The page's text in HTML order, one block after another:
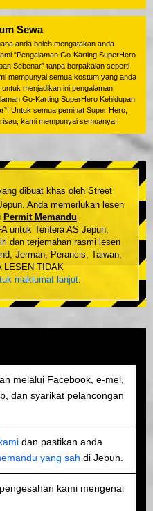
Sewa
anda boleh mengatakan anda
“Pengalaman Go-Karting SuperHero
Sebenar” tanpa berpakaian seperti
mempunyai semua kostum yang anda
menjadikan ini pengalaman
Go-Karting SuperHero Kehidupan
Untuk semua peminat Super Hero,
kami mempunyai semuanya!
dibuat khas oleh Street
Anda memerlukan lesen
Permit Memandu
untuk Tentera AS Jepun,
dan terjemahan rasmi lesen
Jerman, Perancis, Taiwan,
LESEN TIDAK
maklumat lanjut.
melalui Facebook, e-mel,
dan syarikat pelancongan
dan pastikan anda
yang sah di Jepun.
kami mengenai